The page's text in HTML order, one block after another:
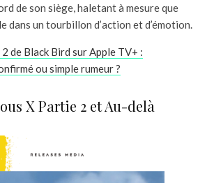
de son siège, haletant à mesure que
dans un tourbillon d’action et d’émotion.
2 de Black Bird sur Apple TV+ :
ou simple rumeur ?
X Partie 2 et Au-delà